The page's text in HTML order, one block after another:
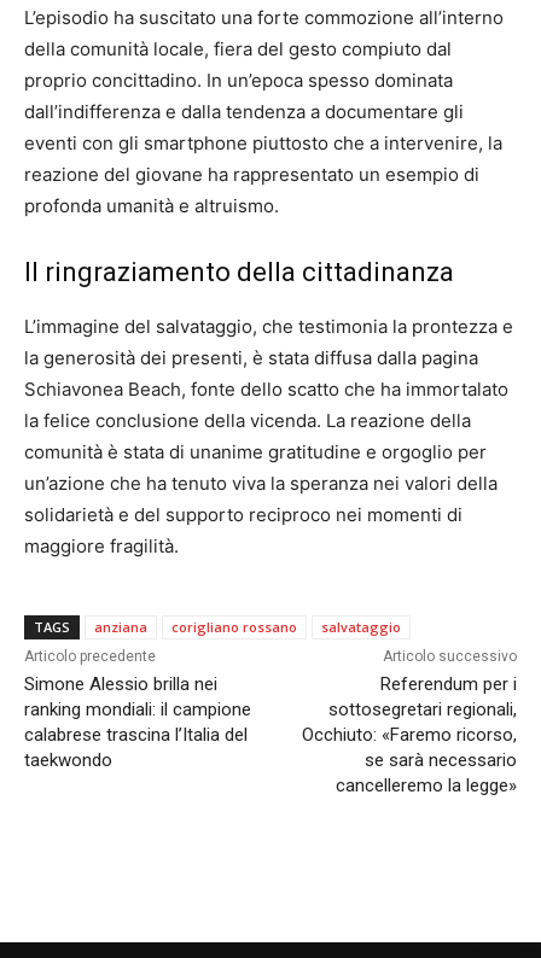
L’episodio ha suscitato una forte commozione all’interno
della comunità locale, fiera del gesto compiuto dal
proprio concittadino. In un’epoca spesso dominata
dall’indifferenza e dalla tendenza a documentare gli
eventi con gli smartphone piuttosto che a intervenire, la
reazione del giovane ha rappresentato un esempio di
profonda umanità e altruismo.
Il ringraziamento della cittadinanza
L’immagine del salvataggio, che testimonia la prontezza e
la generosità dei presenti, è stata diffusa dalla pagina
Schiavonea Beach, fonte dello scatto che ha immortalato
la felice conclusione della vicenda. La reazione della
comunità è stata di unanime gratitudine e orgoglio per
un’azione che ha tenuto viva la speranza nei valori della
solidarietà e del supporto reciproco nei momenti di
maggiore fragilità.
TAGS anziana corigliano rossano salvataggio
Articolo precedente
Simone Alessio brilla nei
ranking mondiali: il campione
calabrese trascina l’Italia del
taekwondo
Articolo successivo
Referendum per i
sottosegretari regionali,
Occhiuto: «Faremo ricorso,
se sarà necessario
cancelleremo la legge»